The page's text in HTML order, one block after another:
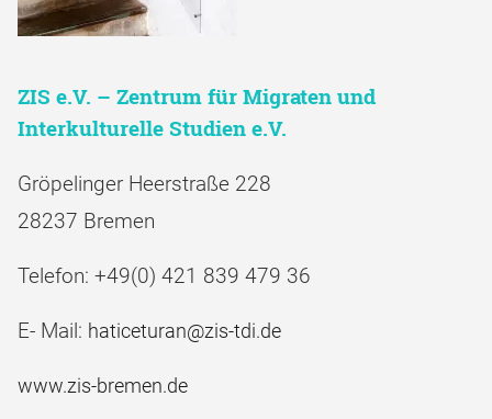
ZIS e.V. – Zentrum für Migraten und
Interkulturelle Studien e.V.
Gröpelinger Heerstraße 228
28237 Bremen
Telefon: +49(0) 421 839 479 36
E- Mail: haticeturan@zis-tdi.de
www.zis-bremen.de